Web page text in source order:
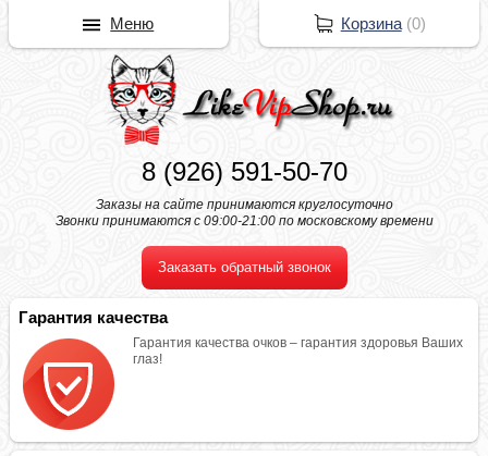
8 (926) 591-50-70
Заказы на сайте принимаются круглосуточно
Звонки принимаются с 09:00-21:00 по московскому времени
Заказать обратный звонок
Гарантия качества
Гарантия качества очков – гарантия здоровья Ваших
глаз!
Корзина(0)
Меню